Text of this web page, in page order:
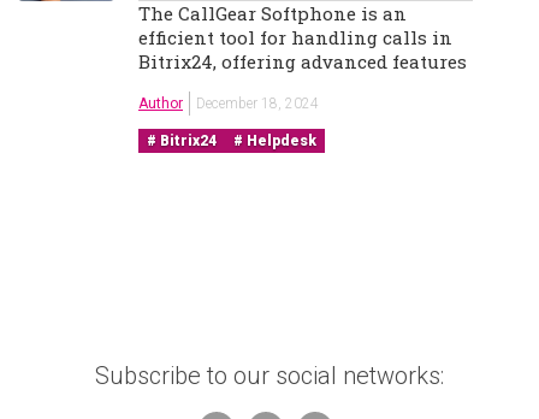
The CallGear Softphone is an
efficient tool for handling calls in
Bitrix24, offering advanced features
Author December 18, 2024
Bitrix24 Helpdesk
Subscribe to our social networks: